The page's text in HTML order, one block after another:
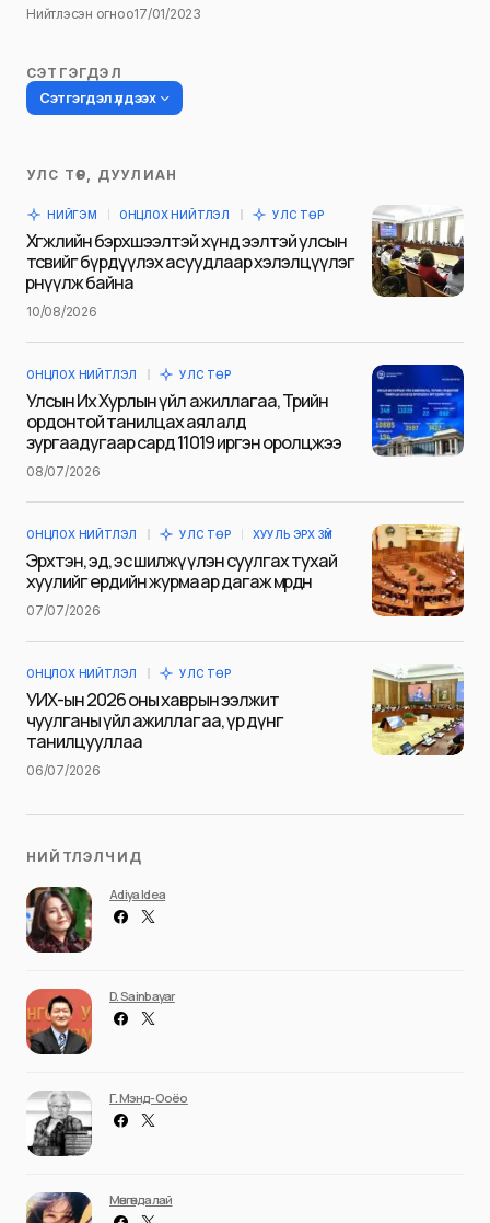
Нийтлэсэн огноо17/01/2023
СЭТГЭГДЭЛ
Сэтгэгдэл үлдээх
Таны имэйл хаягийг нийтлэхгүй.
тэмдэглэсэн
Сэтгэгдэл
time I comment.
Илгээх
УЛС ТӨР, ДУУЛИАН
НИЙГЭМ ОНЦЛОХ НИЙТЛЭЛ УЛС ТӨР
Хөгжлийн бэрхшээлтэй хүнд ээлтэй улсын
төсвийг бүрдүүлэх асуудлаар хэлэлцүүлэг
өрнүүлж байна
10/08/2026
ОНЦЛОХ НИЙТЛЭЛ УЛС ТӨР
Улсын Их Хурлын үйл ажиллагаа, Төрийн
ордонтой танилцах аялалд
зургаадугаар сард 11019 иргэн оролцжээ
08/07/2026
ОНЦЛОХ НИЙТЛЭЛ УЛС ТӨР ХУУЛЬ ЭРХ ЗҮЙ
Эрхтэн, эд, эс шилжүүлэн суулгах тухай
хуулийг ердийн журмаар дагаж мөрдөнө
07/07/2026
ОНЦЛОХ НИЙТЛЭЛ УЛС ТӨР
УИХ-ын 2026 оны хаврын ээлжит
чуулганы үйл ажиллагаа, үр дүнг
танилцууллаа
06/07/2026
НИЙТЛЭЛЧИД
Adiya Idea
D. Sainbayar
Г. Мэнд-Ооёо
Мөнгөндалай